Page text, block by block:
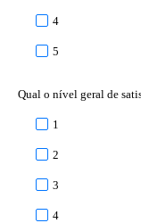
4
5
Qual o nível geral de
1
2
3
4